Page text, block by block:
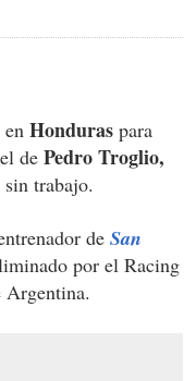
en Honduras para
de Pedro Troglio,
trabajo.
de San
por el Racing
Argentina.